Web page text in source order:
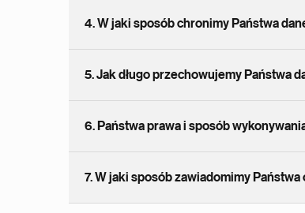
4. W jaki sposób chronimy Państwa
5. Jak długo przechowujemy Państwa
6. Państwa prawa i sposób
7. W jaki sposób zawiadomimy